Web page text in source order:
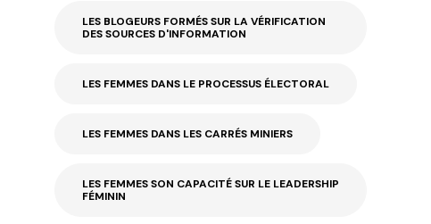
LES BLOGEURS FORMÉS SUR LA VÉRIFICATION
DES SOURCES D'INFORMATION
LES FEMMES DANS LE PROCESSUS ÉLECTORAL
LES FEMMES DANS LES CARRÉS MINIERS
LES FEMMES SON CAPACITÉ SUR LE LEADERSHIP
FÉMININ